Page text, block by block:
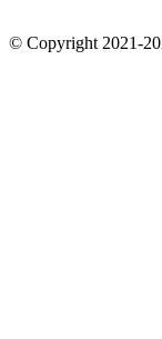
© Copyright 2021-